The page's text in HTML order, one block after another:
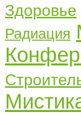
Здоровье
Радиация